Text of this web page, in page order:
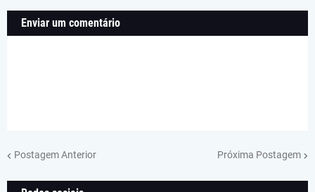
Enviar um comentário
Postagem Anterior Próxima Postagem